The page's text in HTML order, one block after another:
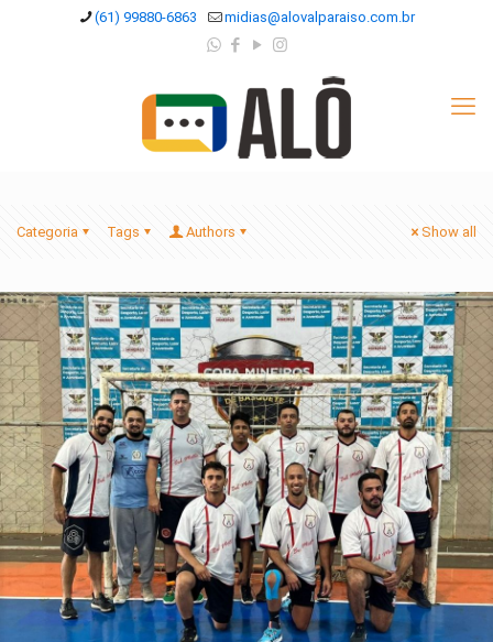
(61) 99880-6863 midias@alovalparaiso.com.br
Categoria Tags Authors Show all